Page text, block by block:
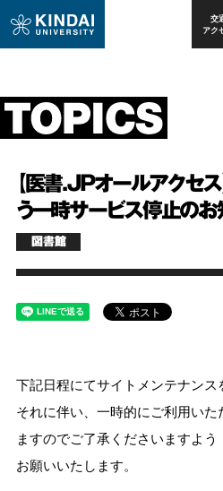
交
アク
【医書.JPオールアクセ
う一時サービス停止の
図書館
下記日程にてサイトメンテナンス
それに伴い、一時的にご利用い
ますのでご了承くださいますよう
お願いいたします。